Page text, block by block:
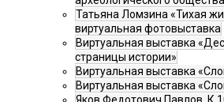
Татьяна Ломзина «Тихая
виртуальная фотовыставка
Виртуальная выставка
страницы истории»
Виртуальная выставка
Виртуальная выставка